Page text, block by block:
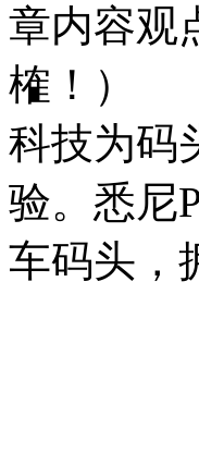
章内容观
榷！）
科技为码
验。悉尼
车码头，